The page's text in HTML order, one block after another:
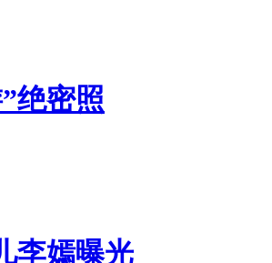
绝密照
李嫣曝光